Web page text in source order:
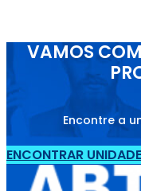
VAMOS
Encontre a
ENCONTRAR UNIDADE